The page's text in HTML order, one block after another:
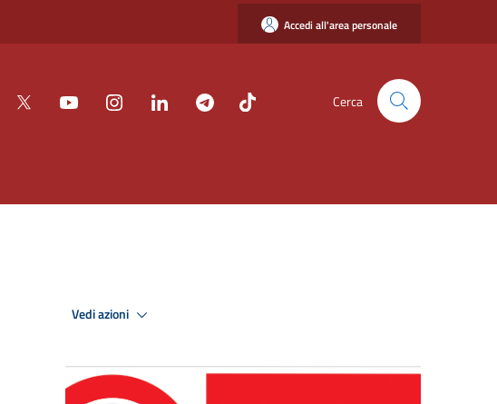
Accedi all'area personale
Cerca
Vedi azioni